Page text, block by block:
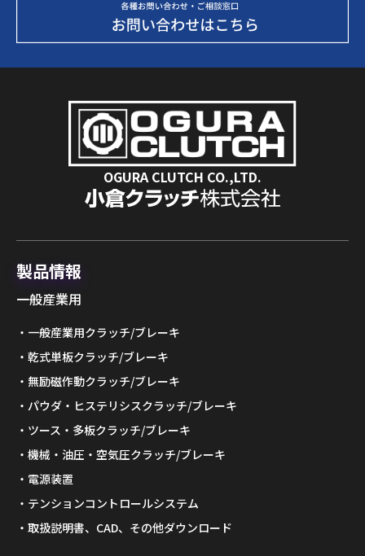
OGURA CLUTCH CO.,LTD.
製品情報
一般産業用
一般産業用クラッチ/ブレーキ
乾式単板クラッチ/ブレーキ
無励磁作動クラッチ/ブレーキ
パウダ・ヒステリシスクラッチ/ブレーキ
ツース・多板クラッチ/ブレーキ
機械・油圧・空気圧クラッチ/ブレーキ
電源装置
テンションコントロールシステム
取扱説明書、CAD、その他ダウンロード